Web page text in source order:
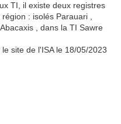
TI, il existe deux registres
: isolés Parauari ,
, dans la TI Sawre
site de l'ISA le 18/05/2023